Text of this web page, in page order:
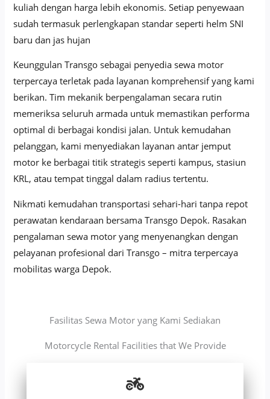
kuliah dengan harga lebih ekonomis. Setiap penyewaan
sudah termasuk perlengkapan standar seperti helm SNI
baru dan jas hujan
Keunggulan Transgo sebagai penyedia sewa motor
terpercaya terletak pada layanan komprehensif yang kami
berikan. Tim mekanik berpengalaman secara rutin
memeriksa seluruh armada untuk memastikan performa
optimal di berbagai kondisi jalan. Untuk kemudahan
pelanggan, kami menyediakan layanan antar jemput
motor ke berbagai titik strategis seperti kampus, stasiun
KRL, atau tempat tinggal dalam radius tertentu.
Nikmati kemudahan transportasi sehari-hari tanpa repot
perawatan kendaraan bersama Transgo Depok. Rasakan
pengalaman sewa motor yang menyenangkan dengan
pelayanan profesional dari Transgo – mitra terpercaya
mobilitas warga Depok.
Fasilitas Sewa Motor yang Kami Sediakan
Motorcycle Rental Facilities that We Provide